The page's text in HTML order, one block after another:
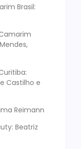
Brasil:
Castilho e
Reimann
Beatriz